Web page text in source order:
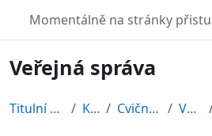
TURBO
Momentálně na stránky
Veřejná správa
Titulní stránka Kurzy Cvičné kurzy VS2010